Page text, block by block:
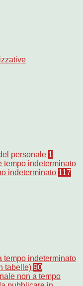
personale 1
tempo indeterminato
indeterminato 117
tempo indeterminato
tabelle) 90
non a tempo